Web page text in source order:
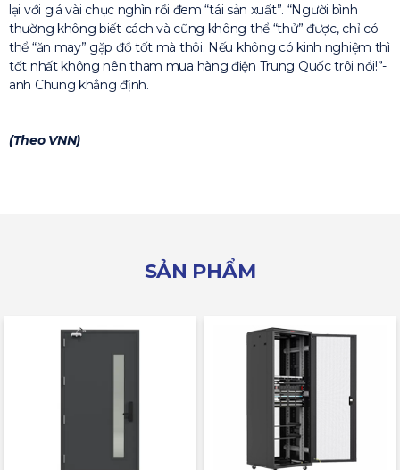
lại với giá vài chục nghìn rồi đem “tái sản xuất”. “Người bình
thường không biết cách và cũng không thể “thử” được, chỉ có
thể “ăn may” gặp đồ tốt mà thôi. Nếu không có kinh nghiệm thì
tốt nhất không nên tham mua hàng điện Trung Quốc trôi nổi!”-
anh Chung khẳng định.
(Theo VNN)
SẢN PHẨM